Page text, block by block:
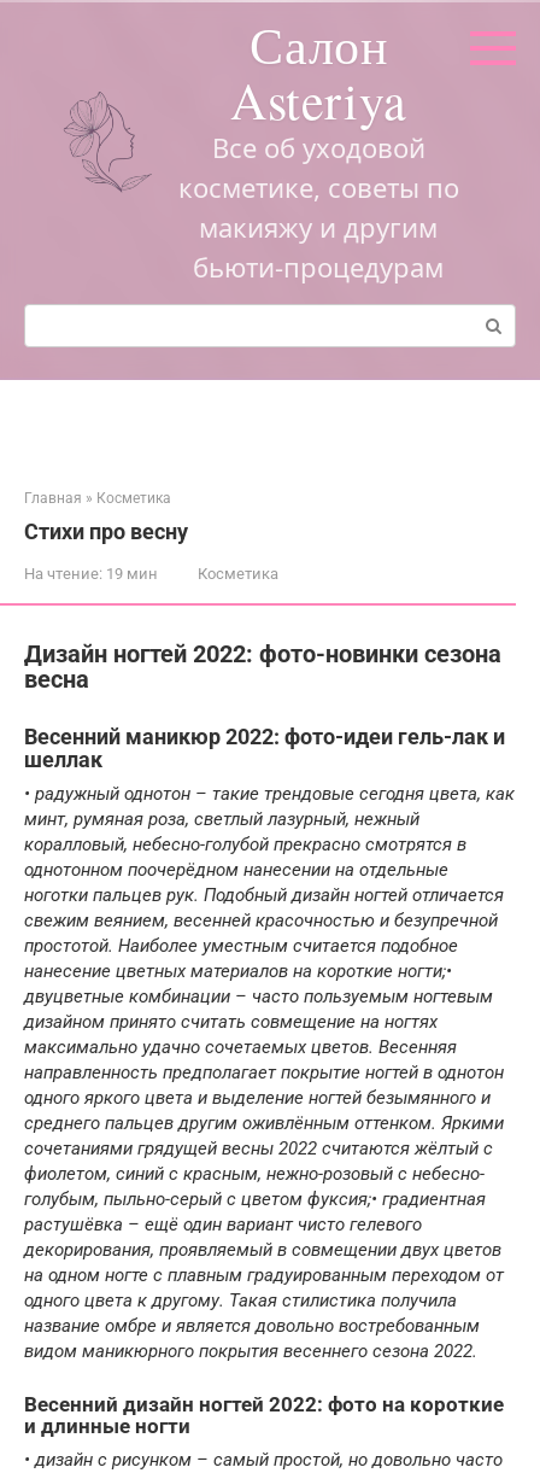
Салон
Asteriya
Все об уходовой
косметике, советы по
макияжу и другим
бьюти-процедурам
Поиск:
Главная » Косметика
Стихи про весну
На чтение: 19 мин Косметика
Дизайн ногтей 2022: фото-новинки сезона
весна
Весенний маникюр 2022: фото-идеи гель-лак и
шеллак
• радужный однотон – такие трендовые сегодня цвета, как
минт, румяная роза, светлый лазурный, нежный
коралловый, небесно-голубой прекрасно смотрятся в
однотонном поочерёдном нанесении на отдельные
ноготки пальцев рук. Подобный дизайн ногтей отличается
свежим веянием, весенней красочностью и безупречной
простотой. Наиболее уместным считается подобное
нанесение цветных материалов на короткие ногти;•
двуцветные комбинации – часто пользуемым ногтевым
дизайном принято считать совмещение на ногтях
максимально удачно сочетаемых цветов. Весенняя
направленность предполагает покрытие ногтей в однотон
одного яркого цвета и выделение ногтей безымянного и
среднего пальцев другим оживлённым оттенком. Яркими
сочетаниями грядущей весны 2022 считаются жёлтый с
фиолетом, синий с красным, нежно-розовый с небесно-
голубым, пыльно-серый с цветом фуксия;• градиентная
растушёвка – ещё один вариант чисто гелевого
декорирования, проявляемый в совмещении двух цветов
на одном ногте с плавным градуированным переходом от
одного цвета к другому. Такая стилистика получила
название омбре и является довольно востребованным
видом маникюрного покрытия весеннего сезона 2022.
Весенний дизайн ногтей 2022: фото на короткие
и длинные ногти
• дизайн с рисунком – самый простой, но довольно часто